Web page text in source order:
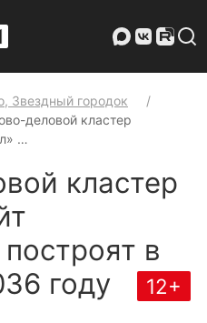
Звездный городок
деловой кластер
…
кластер
в
году
12+